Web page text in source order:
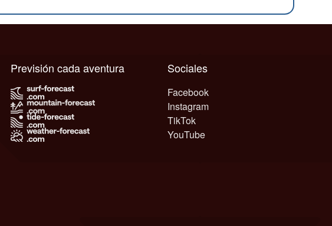
Sociales
Facebook
Instagram
TikTok
YouTube
Previsión cada aventura